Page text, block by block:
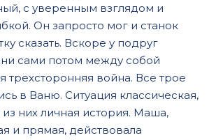
с уверенным взглядом и
Он запросто мог и станок
сказать. Вскоре у подруг
сами потом между собой
трехсторонняя война. Все трое
в Ваню. Ситуация классическая,
них личная история. Маша,
и прямая, действовала